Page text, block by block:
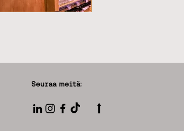
⭡
Seuraa meitä: